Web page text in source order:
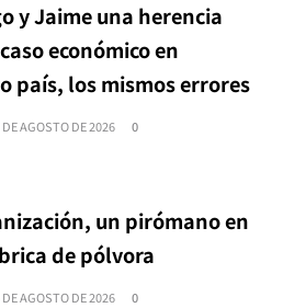
y Jaime una herencia
económico en
país, los mismos errores
DE AGOSTO DE 2026 0
un pirómano en
de pólvora
DE AGOSTO DE 2026 0